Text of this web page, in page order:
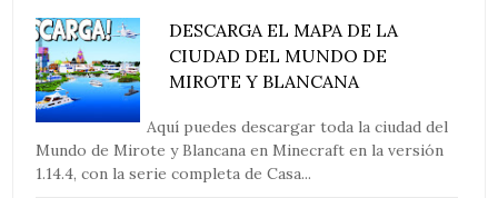
DESCARGA EL MAPA DE LA
CIUDAD DEL MUNDO DE
MIROTE Y BLANCANA
Aquí puedes descargar toda la ciudad del
Mundo de Mirote y Blancana en Minecraft en la versión
1.14.4, con la serie completa de Casa...